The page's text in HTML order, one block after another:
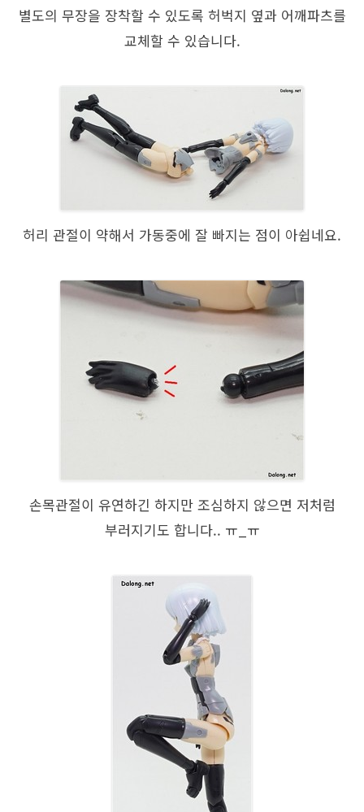
별도의 무장을 장착할 수 있도록 허벅지 옆과 어깨파츠를
교체할 수 있습니다.
허리 관절이 약해서 가동중에 잘 빠지는 점이 아쉽네요.
손목관절이 유연하긴 하지만 조심하지 않으면 저처럼
부러지기도 합니다.. ㅠ_ㅠ